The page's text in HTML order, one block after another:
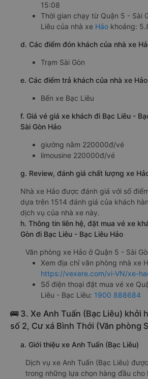
15:08
Thời gian chạy từ Quận 5 - Sài
Liêu của nhà xe Hảo khoảng:
d. Các điểm đón khách của nhà xe
Trạm Sài Gòn
e. Các điểm trả khách của nhà xe Hảo
Bến xe Bạc Liêu
f. Giá vé giá xe khách đi Bạc Liêu -
Sài Gòn Hảo
giường nằm 220000đ/vé
limousine 220000đ/vé
g. Review, đánh giá chất lượng xe
Nhà xe Hảo được đánh giá với số
dựa trên 1514 đánh giá của khách
dịch vụ của nhà xe này.
h. Thông tin liên hệ, đặt mua vé xe
Gòn đi Bạc Liêu - Bạc Liêu Hảo
Văn phòng xe Hảo ở Quận 5 - Sài
Xem địa chỉ văn phòng nhà xe
https://vexere.com/vi-VN/xe-
Số điện thoại đặt mua vé xe
Liêu - Bạc Liêu: 1900 888684
🚌 3. Xe Anh Tuấn (Bạc Liêu) khởi
số 2, Cư xá Bình Thới (Văn phòng
a. Giới thiệu xe Anh Tuấn (Bạc Liêu)
Dịch vụ xe Anh Tuấn (Bạc Liêu)
trong những lựa chọn hàng đầu cho